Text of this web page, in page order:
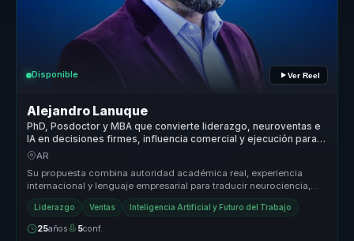
Disponible Ver Reel
Alejandro Lanuque
PhD, Posdoctor y MBA que convierte liderazgo, neuroventas e
IA en decisiones firmes, influencia comercial y ejecución para
líderes y equipos
AR
Su propuesta combina autoridad académica real, experiencia
internacional y lenguaje empresarial para traducir neurociencia,
power skills ...
Liderazgo Ventas Inteligencia Artificial y Futuro del Trabajo
25años 5conf.